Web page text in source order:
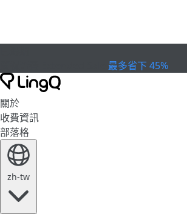
最多省下 45%
關於
收費資訊
部落格
zh-tw